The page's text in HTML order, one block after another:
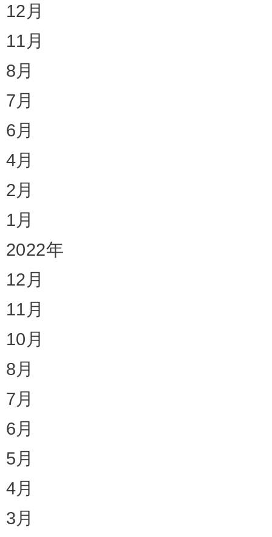
12月
11月
8月
7月
6月
4月
2月
1月
2022年
12月
11月
10月
8月
7月
6月
5月
4月
3月